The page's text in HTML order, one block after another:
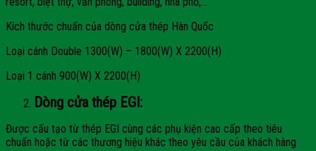
Kích thước chuẩn của dòng cửa thép Hàn Quốc
Loại cánh Double 1300(W) – 1800(W) X 2200(H)
Loại 1 cánh 900(W) X 2200(H)
Dòng cửa thép EGI:
Được cấu tạo từ thép EGI cùng các phụ kiện cao cấp theo tiêu
chuẩn hoặc từ các thương hiệu khác theo yêu cầu của khách hàng